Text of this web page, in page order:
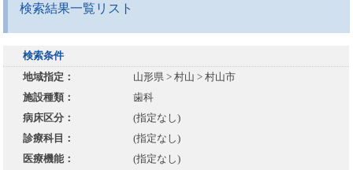
検索結果一覧リスト
検索条件
地域指定：
山形県 > 村山 > 村山市
施設種類：
歯科
病床区分：
(指定なし)
診療科目：
(指定なし)
医療機能：
(指定なし)